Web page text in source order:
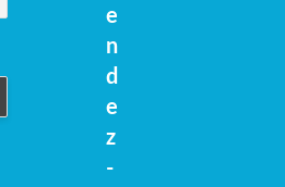
e
n
d
e
z
-